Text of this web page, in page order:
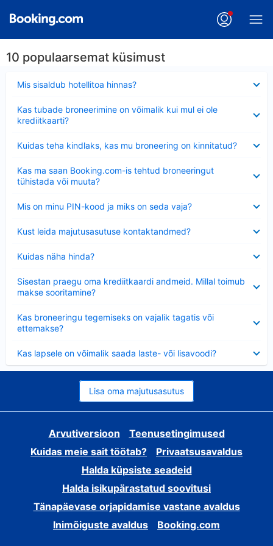
10 populaarsemat küsimust
Mis sisaldub hotellitoa hinnas?
Kas tubade broneerimine on võimalik kui mul ei ole
krediitkaarti?
Kuidas teha kindlaks, kas mu broneering on kinnitatud?
Kas ma saan Booking.com-is tehtud broneeringut
tühistada või muuta?
Mis on minu PIN-kood ja miks on seda vaja?
Kust leida majutusasutuse kontaktandmed?
Kuidas näha hinda?
Sisestan praegu oma krediitkaardi andmeid. Millal toimub
makse sooritamine?
Kas broneeringu tegemiseks on vajalik tagatis või
ettemakse?
Kas lapsele on võimalik saada laste- või lisavoodi?
Lisa oma majutusasutus
Arvutiversioon
Teenusetingimused
Kuidas meie sait töötab?
Privaatsusavaldus
Halda küpsiste seadeid
Halda isikupärastatud soovitusi
Tänapäevase orjapidamise vastane avaldus
Inimõiguste avaldus
Booking.com